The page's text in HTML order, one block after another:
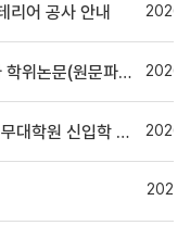
리어 공사 안내
일 및 인쇄본) 제출 안내
입학 수시모집 안내